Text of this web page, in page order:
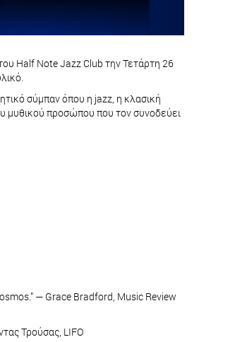
Half Note Jazz Club την Τετάρτη 26
σύμπαν όπου η jazz, η κλασική
μυθικού προσώπου που τον συνοδεύει
— Grace Bradford, Music Review
Τρούσας, LIFO